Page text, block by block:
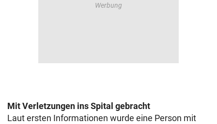
Mit Verletzungen ins Spital gebracht
Laut ersten Informationen wurde eine Person mit